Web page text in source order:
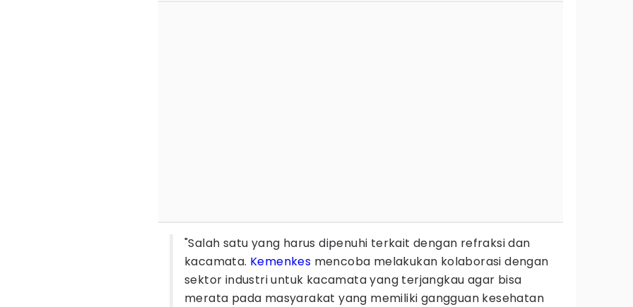
"Salah satu yang harus dipenuhi terkait dengan refraksi dan
kacamata. Kemenkes mencoba melakukan kolaborasi dengan
sektor industri untuk kacamata yang terjangkau agar bisa
merata pada masyarakat yang memiliki gangguan kesehatan